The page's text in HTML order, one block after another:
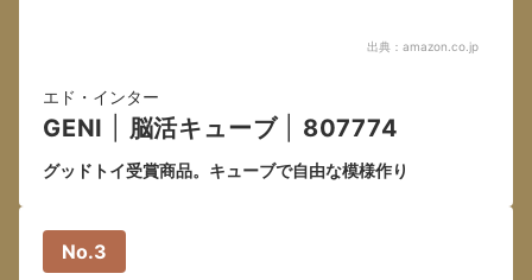
出典： amazon.co.jp
エド・インター
GENI 脳活キューブ 807774
グッドトイ受賞商品。キューブで自由な模様作り
No.3